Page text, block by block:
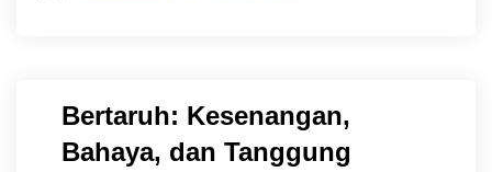
Bertaruh: Kesenangan,
Bahaya, dan Tanggung